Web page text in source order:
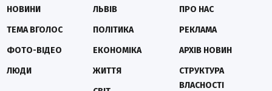
НОВИНИ
ТЕМА ВГОЛОС
ФОТО-ВІДЕО
ЛЮДИ
ЛЬВІВ
ПОЛІТИКА
ЕКОНОМІКА
ЖИТТЯ
ПРО НАС
РЕКЛАМА
АРХІВ НОВИН
СТРУКТУРА
ВЛАСНОСТІ